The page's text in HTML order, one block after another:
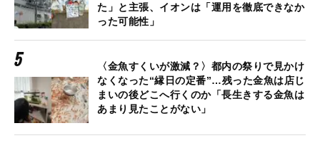
た」と主張、イオンは「運用を徹底できなか
った可能性」
〈金魚すくいが激減？〉都内の祭りで見かけ
なくなった“縁日の定番”…残った金魚は店じ
まいの後どこへ行くのか「長生きする金魚は
あまり見たことがない」